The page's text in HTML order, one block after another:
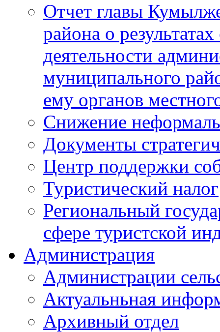
Отчет главы
района о
деятельности
муниципального
ему органов
Снижение
Документы
Центр поддержки
Туристический налог
Региональный
сфере туристской
Администрация
Администрации
Актуальньная
Архивный отдел